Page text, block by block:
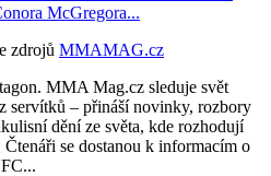
McGregora...
zdrojů MMAMAG.cz
MMA Mag.cz sleduje svět
servítků – přináší novinky, rozbory
dění ze světa, kde rozhodují
se dostanou k informacím o